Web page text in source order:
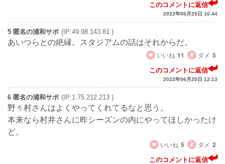
このコメントに返信
2022年06月25日 10:44
5 匿名の浦和サポ (IP:49.98.143.81 )
あいつらとの絶縁。スタジアムの話はそれからだ。
いいね 11 ダメ 5
このコメントに返信
2022年06月25日 12:13
6 匿名の浦和サポ (IP:1.75.212.213 )
野々村さんはよくやってくれてるなと思う。
本来なら村井さんに昨シーズンの内にやってほしかったけ
ど。
いいね 5 ダメ 2
このコメントに返信